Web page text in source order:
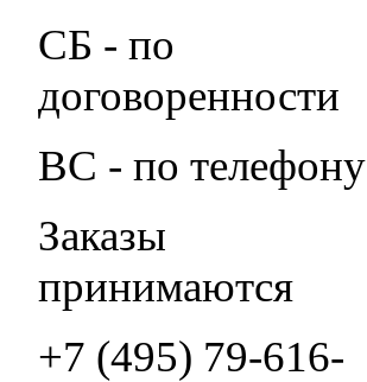
СБ - по
договоренности
ВС - по телефону
Заказы
принимаются
+7 (495) 79-616-